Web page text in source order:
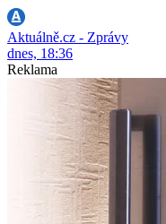
Aktuálně.cz - Zprávy
dnes, 18:36
Reklama